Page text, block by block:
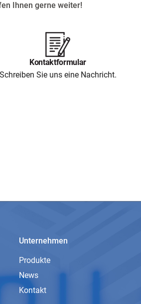
Ihnen gerne weiter!
Kontaktformular
Schreiben Sie uns eine Nachricht.
Unternehmen
Produkte
News
Kontakt